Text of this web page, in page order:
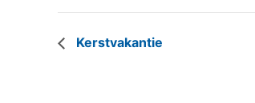
Kerstvakantie